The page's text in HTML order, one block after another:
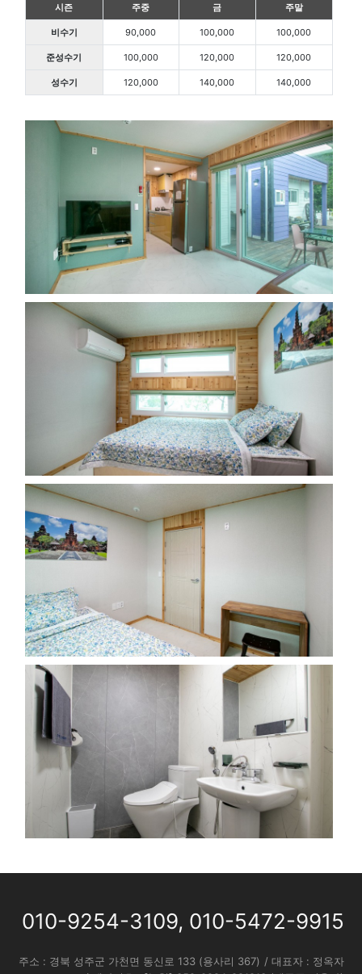
시즌 주중 금 주말
비수기 90,000 100,000 100,000
준성수기 100,000 120,000 120,000
성수기 120,000 140,000 140,000
010-9254-3109, 010-5472-9915
주소 : 경북 성주군 가천면 동신로 133 (용사리 367) / 대표자 : 정옥자